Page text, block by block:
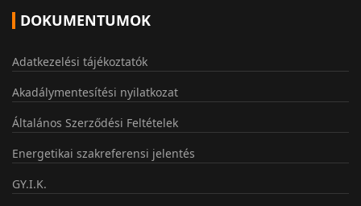
DOKUMENTUMOK
Adatkezelési tájékoztatók
Akadálymentesítési nyilatkozat
Általános Szerződési Feltételek
Energetikai szakreferensi jelentés
GY.I.K.